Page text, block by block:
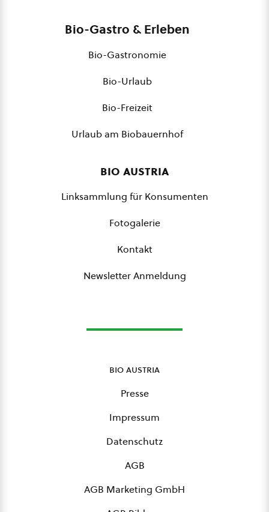
Bio-Gastro & Erleben
Bio-Gastronomie
Bio-Urlaub
Bio-Freizeit
Urlaub am Biobauernhof
bio austria
Linksammlung für Konsumenten
Fotogalerie
Kontakt
Newsletter Anmeldung
bio austria
Presse
Impressum
Datenschutz
AGB
AGB Marketing GmbH